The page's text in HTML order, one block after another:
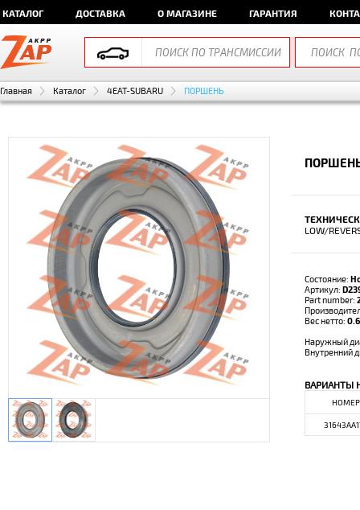
КАТАЛОГ ДОСТАВКА О МАГАЗИНЕ ГАРАНТИЯ
Главная Каталог 4EAT-SUBARU ПОРШЕНЬ
LOW/
Состояние:
Артикул:
Part number:
Вес нетто:
Наружный
Внутренний
ВАРИАНТЫ
НОМЕР